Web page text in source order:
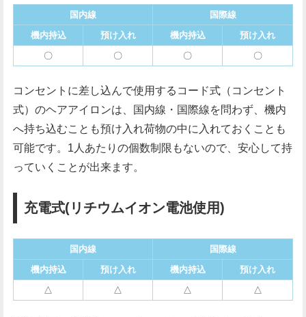
国内線
国際線
機内持込
預け入れ 機内持込
預け入れ
〇
〇 〇 〇
コンセントに差し込んで使用するコード式（コンセント
式）のヘアアイロンは、国内線・国際線を問わず、機内
へ持ち込むことも預け入れ荷物の中に入れておくことも
可能です。1人あたりの個数制限もないので、安心して持
っていくことが出来ます。
充電式(リチウムイオン電池使用)
国内線
国際線
機内持込
預け入れ 機内持込
預け入れ
△
△ △ △